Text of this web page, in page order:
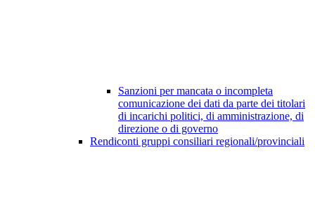
Sanzioni per mancata o incompleta
comunicazione dei dati da parte dei titolari
di incarichi politici, di amministrazione, di
direzione o di governo
Rendiconti gruppi consiliari regionali/provinciali